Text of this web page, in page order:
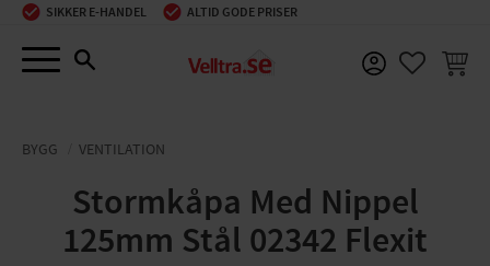
Menu
SIKKER E-HANDEL ALTID GODE PRISER
BYGG VENTILATION
Stormkåpa Med Nippel
125mm Stål 02342 Flexit